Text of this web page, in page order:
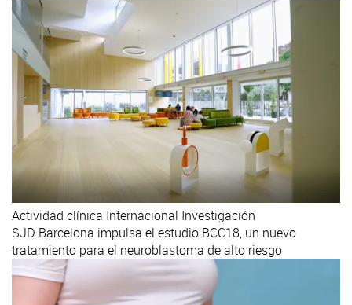
Actividad clínica Internacional Investigación
SJD Barcelona impulsa el estudio BCC18, un nuevo
tratamiento para el neuroblastoma de alto riesgo